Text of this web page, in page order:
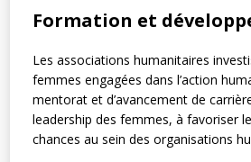
Formation et
Les associations humanitaires
femmes engagées dans l’action
mentorat et d’avancement de
leadership des femmes, à favoriser
chances au sein des organisations